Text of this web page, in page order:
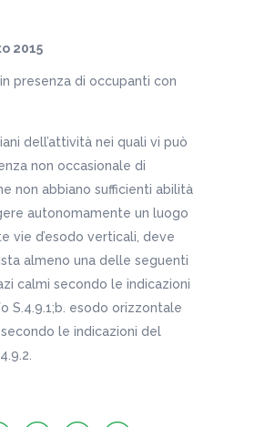
2015
presenza di occupanti con
dell’attività nei quali vi può
non occasionale di
non abbiano sufficienti abilità
autonomamente un luogo
vie d’esodo verticali, deve
almeno una delle seguenti
calmi secondo le indicazioni
S.4.9.1;b. esodo orizzontale
le indicazioni del